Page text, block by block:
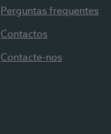
Perguntas frequentes
Contactos
Contacte-nos